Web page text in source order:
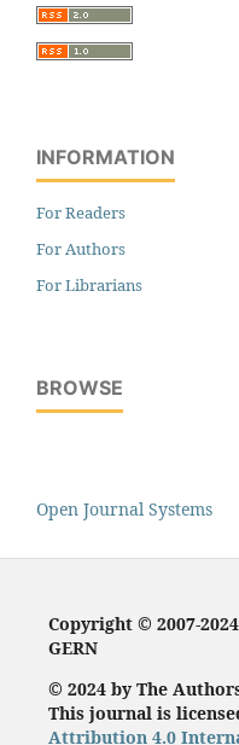
INFORMATION
For Readers
For Authors
For Librarians
BROWSE
Open Journal Systems
Copyright © 2007-
GERN
© 2024 by The
This journal is
Attribution 4.0